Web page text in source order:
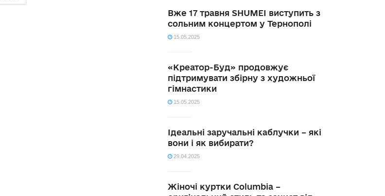
Вже 17 травня SHUMEI виступить з
сольним концертом у Тернополі
15.05.2025
«Креатор-Буд» продовжує
підтримувати збірну з художньої
гімнастики
15.05.2025
Ідеальні заручальні каблучки – які
вони і як вибирати?
29.04.2025
Жіночі куртки Columbia –